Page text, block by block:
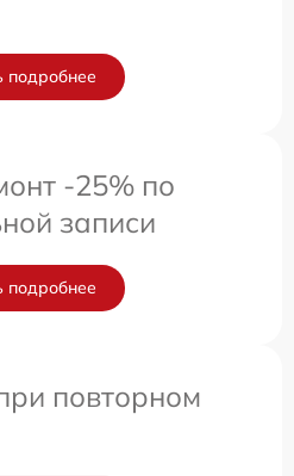
подробнее
-25% по
записи
подробнее
повторном